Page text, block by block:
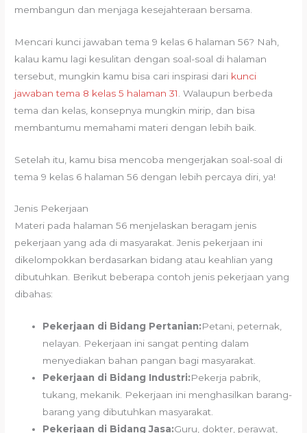
membangun dan menjaga kesejahteraan bersama.
Mencari kunci jawaban tema 9 kelas 6 halaman 56? Nah,
kalau kamu lagi kesulitan dengan soal-soal di halaman
tersebut, mungkin kamu bisa cari inspirasi dari kunci
jawaban tema 8 kelas 5 halaman 31 . Walaupun berbeda
tema dan kelas, konsepnya mungkin mirip, dan bisa
membantumu memahami materi dengan lebih baik.
Setelah itu, kamu bisa mencoba mengerjakan soal-soal di
tema 9 kelas 6 halaman 56 dengan lebih percaya diri, ya!
Jenis Pekerjaan
Materi pada halaman 56 menjelaskan beragam jenis
pekerjaan yang ada di masyarakat. Jenis pekerjaan ini
dikelompokkan berdasarkan bidang atau keahlian yang
dibutuhkan. Berikut beberapa contoh jenis pekerjaan yang
dibahas:
Pekerjaan di Bidang Pertanian:Petani, peternak,
nelayan. Pekerjaan ini sangat penting dalam
menyediakan bahan pangan bagi masyarakat.
Pekerjaan di Bidang Industri:Pekerja pabrik,
tukang, mekanik. Pekerjaan ini menghasilkan barang-
barang yang dibutuhkan masyarakat.
Pekerjaan di Bidang Jasa:Guru, dokter, perawat,